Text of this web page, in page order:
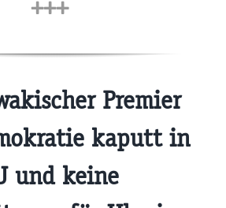
+++
Premier
kaputt in
und keine